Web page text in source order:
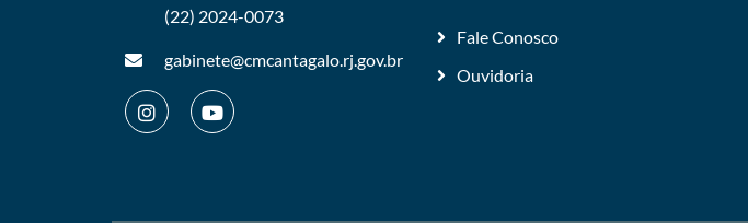
(22) 2024-0073
gabinete@cmcantagalo.rj.gov.br
Fale Conosco
Ouvidoria